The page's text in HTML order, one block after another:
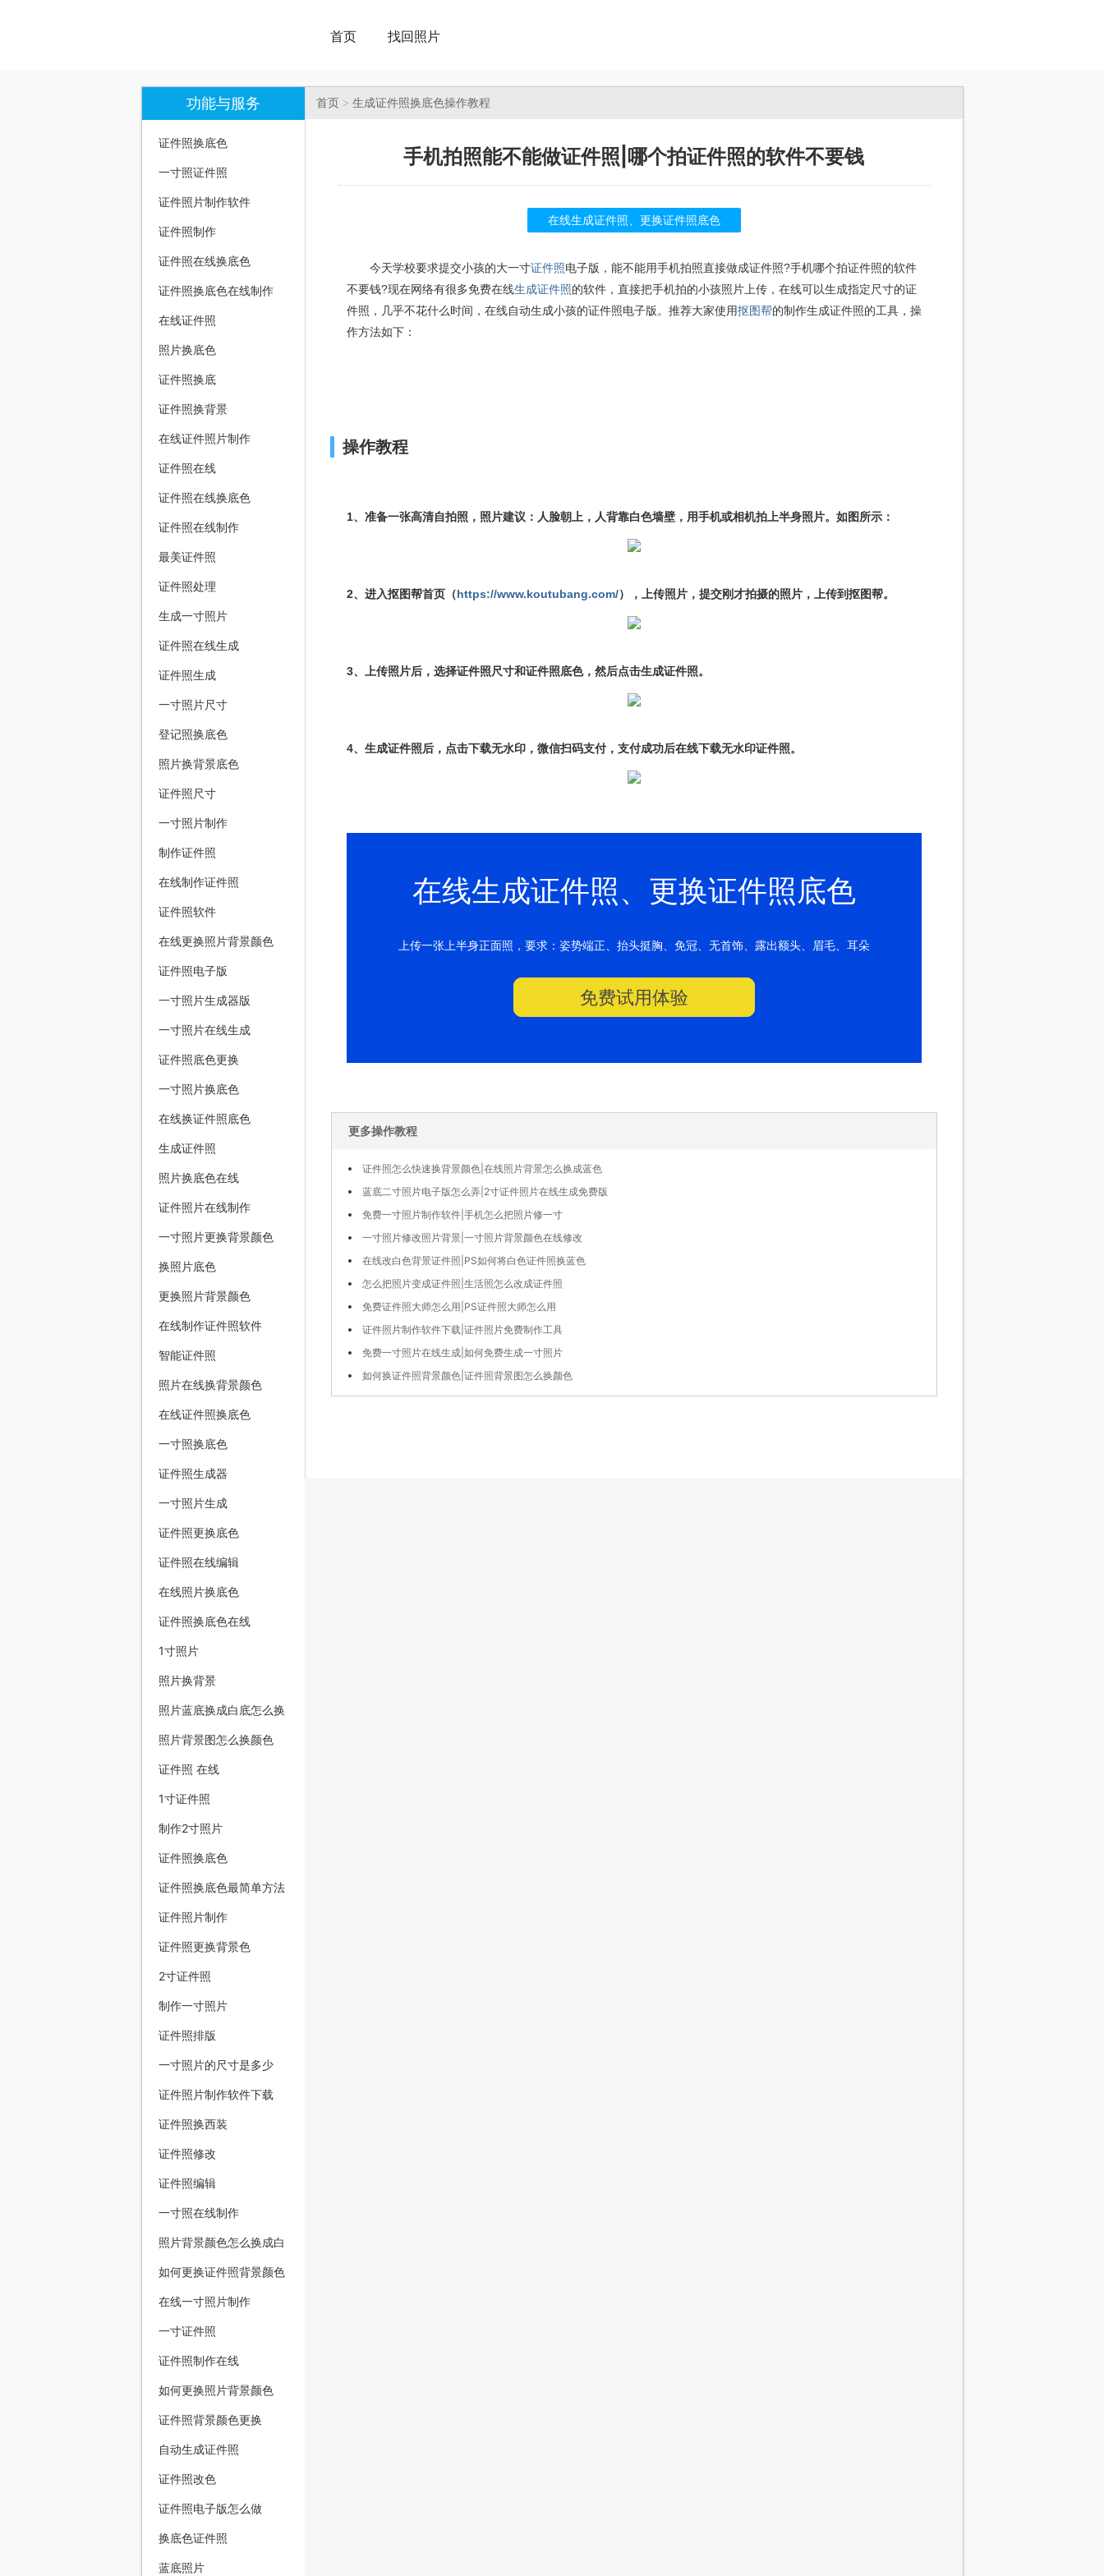
首页 找回照片
功能与服务
证件照换底色
一寸照证件照
证件照片制作软件
证件照制作
证件照在线换底色
证件照换底色在线制作
在线证件照
照片换底色
证件照换底
证件照换背景
在线证件照片制作
证件照在线
证件照在线换底色
证件照在线制作
最美证件照
证件照处理
生成一寸照片
证件照在线生成
证件照生成
一寸照片尺寸
登记照换底色
照片换背景底色
证件照尺寸
一寸照片制作
制作证件照
在线制作证件照
证件照软件
在线更换照片背景颜色
证件照电子版
一寸照片生成器版
一寸照片在线生成
证件照底色更换
一寸照片换底色
在线换证件照底色
生成证件照
照片换底色在线
证件照片在线制作
一寸照片更换背景颜色
换照片底色
更换照片背景颜色
在线制作证件照软件
智能证件照
照片在线换背景颜色
在线证件照换底色
一寸照换底色
证件照生成器
一寸照片生成
证件照更换底色
证件照在线编辑
在线照片换底色
证件照换底色在线
1寸照片
照片换背景
照片蓝底换成白底怎么换
照片背景图怎么换颜色
证件照 在线
1寸证件照
制作2寸照片
证件照换底色
证件照换底色最简单方法
证件照片制作
证件照更换背景色
2寸证件照
制作一寸照片
证件照排版
一寸照片的尺寸是多少
证件照片制作软件下载
证件照换西装
证件照修改
证件照编辑
一寸照在线制作
照片背景颜色怎么换成白
色
如何更换证件照背景颜色
在线一寸照片制作
一寸证件照
证件照制作在线
如何更换照片背景颜色
证件照背景颜色更换
自动生成证件照
证件照改色
证件照电子版怎么做
换底色证件照
蓝底照片
首页 > 生成证件照换底色操作教程
手机拍照能不能做证件照|哪个拍证件照的软件不要钱
在线生成证件照、更换证件照底色
今天学校要求提交小孩的大一寸证件照电子版，能不能用手机拍照直接做成证件照?手机哪个拍证件照的软件
不要钱?现在网络有很多免费在线生成证件照的软件，直接把手机拍的小孩照片上传，在线可以生成指定尺寸的证
件照，几乎不花什么时间，在线自动生成小孩的证件照电子版。推荐大家使用抠图帮的制作生成证件照的工具，操
作方法如下：
操作教程
1、准备一张高清自拍照，照片建议：人脸朝上，人背靠白色墙壁，用手机或相机拍上半身照片。如图所示：
2、进入抠图帮首页（https://www.koutubang.com/），上传照片，提交刚才拍摄的照片，上传到抠图帮。
3、上传照片后，选择证件照尺寸和证件照底色，然后点击生成证件照。
4、生成证件照后，点击下载无水印，微信扫码支付，支付成功后在线下载无水印证件照。
在线生成证件照、更换证件照底色
上传一张上半身正面照，要求：姿势端正、抬头挺胸、免冠、无首饰、露出额头、眉毛、耳朵
免费试用体验
更多操作教程
证件照怎么快速换背景颜色|在线照片背景怎么换成蓝色
蓝底二寸照片电子版怎么弄|2寸证件照片在线生成免费版
免费一寸照片制作软件|手机怎么把照片修一寸
一寸照片修改照片背景|一寸照片背景颜色在线修改
在线改白色背景证件照|PS如何将白色证件照换蓝色
怎么把照片变成证件照|生活照怎么改成证件照
免费证件照大师怎么用|PS证件照大师怎么用
证件照片制作软件下载|证件照片免费制作工具
免费一寸照片在线生成|如何免费生成一寸照片
如何换证件照背景颜色|证件照背景图怎么换颜色